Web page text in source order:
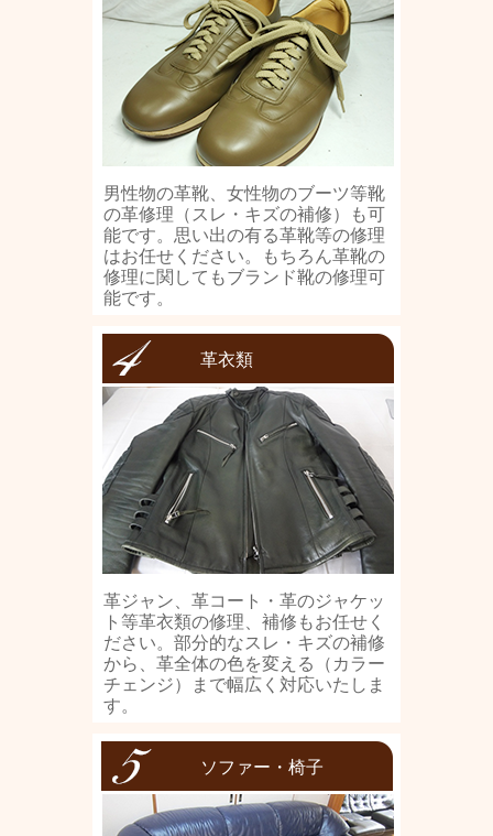
男性物の革靴、女性物のブーツ等靴
の革修理（スレ・キズの補修）も可
能です。思い出の有る革靴等の修理
はお任せください。もちろん革靴の
修理に関してもブランド靴の修理可
能です。
革衣類
革ジャン、革コート・革のジャケッ
ト等革衣類の修理、補修もお任せく
ださい。部分的なスレ・キズの補修
から、革全体の色を変える（カラー
チェンジ）まで幅広く対応いたしま
す。
ソファー・椅子